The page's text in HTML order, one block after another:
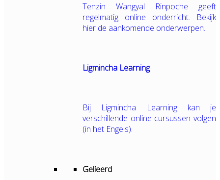
Tenzin Wangyal Rinpoche geeft
regelmatig online onderricht. Bekijk
hier de aankomende onderwerpen.
Ligmincha Learning
Bij Ligmincha Learning kan je
verschillende online cursussen volgen
(in het Engels).
Gelieerd